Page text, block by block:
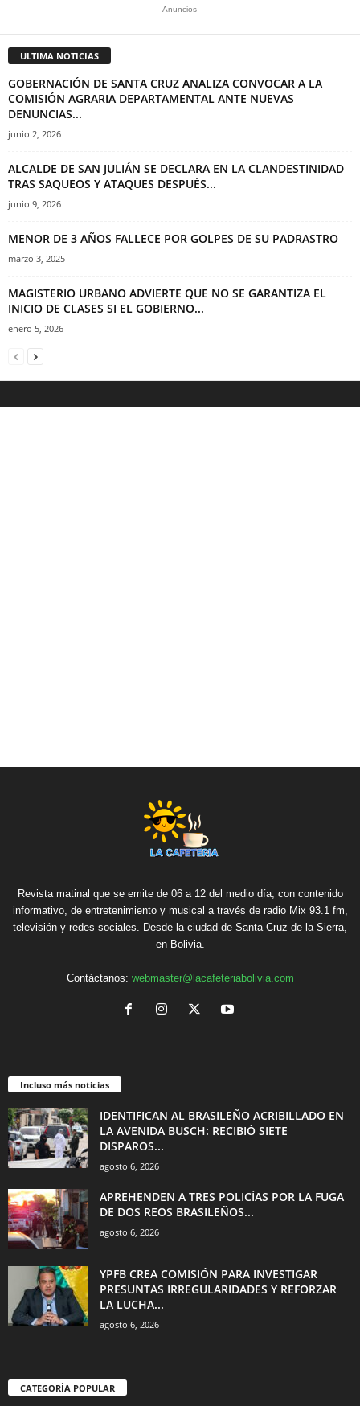
- Anuncios -
ULTIMA NOTICIAS
GOBERNACIÓN DE SANTA CRUZ ANALIZA CONVOCAR A LA
COMISIÓN AGRARIA DEPARTAMENTAL ANTE NUEVAS
DENUNCIAS...
junio 2, 2026
ALCALDE DE SAN JULIÁN SE DECLARA EN LA CLANDESTINIDAD
TRAS SAQUEOS Y ATAQUES DESPUÉS...
junio 9, 2026
MENOR DE 3 AÑOS FALLECE POR GOLPES DE SU PADRASTRO
marzo 3, 2025
MAGISTERIO URBANO ADVIERTE QUE NO SE GARANTIZA EL
INICIO DE CLASES SI EL GOBIERNO...
enero 5, 2026
Revista matinal que se emite de 06 a 12 del medio día, con contenido
informativo, de entretenimiento y musical a través de radio Mix 93.1 fm,
televisión y redes sociales. Desde la ciudad de Santa Cruz de la Sierra,
en Bolivia.
Contáctanos: webmaster@lacafeteriabolivia.com
Incluso más noticias
IDENTIFICAN AL BRASILEÑO ACRIBILLADO EN
LA AVENIDA BUSCH: RECIBIÓ SIETE
DISPAROS...
agosto 6, 2026
APREHENDEN A TRES POLICÍAS POR LA FUGA
DE DOS REOS BRASILEÑOS...
agosto 6, 2026
YPFB CREA COMISIÓN PARA INVESTIGAR
PRESUNTAS IRREGULARIDADES Y REFORZAR
LA LUCHA...
agosto 6, 2026
CATEGORÍA POPULAR